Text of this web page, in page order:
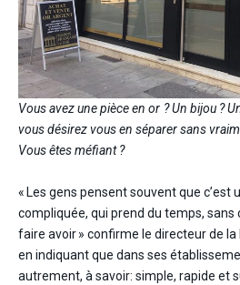
Vous avez une pièce en or ? Un bijou ?
vous désirez vous en séparer sans
Vous êtes méfiant ?
« Les gens pensent souvent que c’est
compliquée, qui prend du temps, sans
faire avoir » confirme le directeur de la
en indiquant que dans ses
autrement, à savoir: simple, rapide et